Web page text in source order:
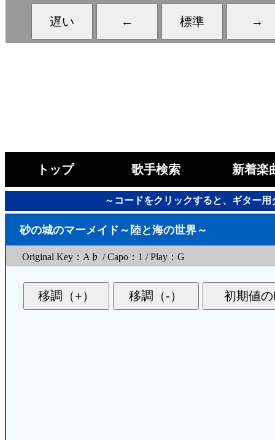
トップ 歌手検索 新着楽
～コードをクリックすると、ギター
砂の城のマーメイド～陸と海の世界～
Original Key：A♭ / Capo：1 / Play：G